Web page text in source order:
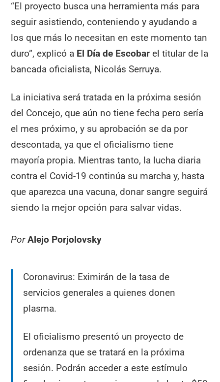
“El proyecto busca una herramienta más para
seguir asistiendo, conteniendo y ayudando a
los que más lo necesitan en este momento tan
duro”, explicó a El Día de Escobar el titular de la
bancada oficialista, Nicolás Serruya.
La iniciativa será tratada en la próxima sesión
del Concejo, que aún no tiene fecha pero sería
el mes próximo, y su aprobación se da por
descontada, ya que el oficialismo tiene
mayoría propia. Mientras tanto, la lucha diaria
contra el Covid-19 continúa su marcha y, hasta
que aparezca una vacuna, donar sangre seguirá
siendo la mejor opción para salvar vidas.
Por Alejo Porjolovsky
Coronavirus: Eximirán de la tasa de
servicios generales a quienes donen
plasma.
El oficialismo presentó un proyecto de
ordenanza que se tratará en la próxima
sesión. Podrán acceder a este estímulo